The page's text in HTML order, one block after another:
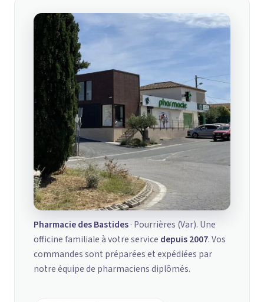
Pharmacie des Bastides· Pourrières (Var). Une
officine familiale à votre service depuis 2007. Vos
commandes sont préparées et expédiées par
notre équipe de pharmaciens diplômés.